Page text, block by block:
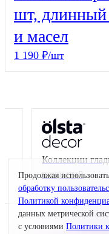
шт, длинный
и масел
1 190 ₽/шт
Коллекции
покрытий
©
Продолжая
обработку
Политикой
данных метрической
с условиями Политики